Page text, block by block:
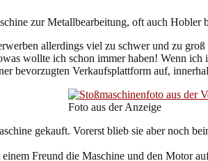
zur Metallbearbeitung, oft auch Hobler
allerdings viel zu schwer und zu
wollte ich schon immer haben! Wenn
bevorzugten Verkaufsplattform auf,
Foto aus der Anzeige
gekauft. Vorerst blieb sie aber noch
Freund die Maschine und den Motor